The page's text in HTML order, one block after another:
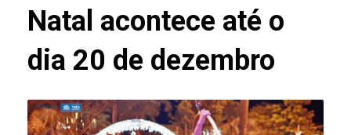
Natal acontece até o
dia 20 de dezembro